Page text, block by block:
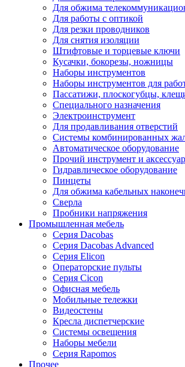
Для обжима
Для работы с оптикой
Для резки проводников
Для снятия изоляции
Штифтовые и торцевые ключи
Кусачки, бокорезы, ножницы
Наборы инструментов
Наборы инструментов для
Пассатижи, плоскогубцы,
Специального назначения
Электроинструмент
Для продавливания отверстий
Системы комбинированных
Автоматическое оборудование
Прочий инструмент и
Гидравлическое оборудование
Пинцеты
Для обжима кабельных
Сверла
Пробники напряжения
Промышленная мебель
Серия Dacobas
Серия Dacobas Advanced
Серия Elicon
Операторские пульты
Серия Cicon
Офисная мебель
Мобильные тележки
Видеостены
Кресла диспетчерские
Системы освещения
Наборы мебели
Серия Rapomos
Прочее